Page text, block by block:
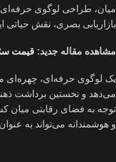
میان، طراحی لوگوی حرفه‌ای
بازاریابی بصری، نقش حیاتی
مشاهده مقاله جدید: قیمت
یک لوگوی حرفه‌ای، چهره‌ای
می‌دهد و نخستین برداشت
توجه به فضای رقابتی میان
و هوشمندانه می‌تواند به